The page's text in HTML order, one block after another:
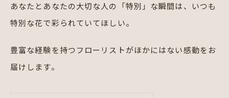
あなたとあなたの大切な人の「特別」な瞬間は、
いつも
特別な花で彩られていてほしい。
豊富な経験を持つフローリストがほかにはない感動をお
届けします。